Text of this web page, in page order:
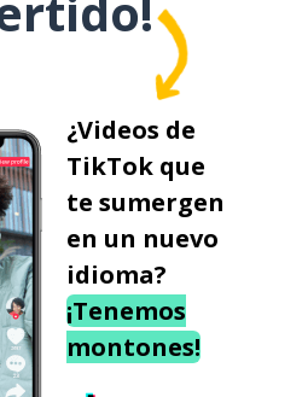
¿Videos de
TikTok que
te sumergen
en un nuevo
idioma?
¡Tenemos
montones!